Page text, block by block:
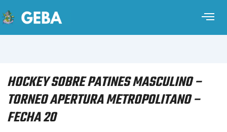
HOCKEY SOBRE PATINES MASCULINO –
TORNEO APERTURA METROPOLITANO –
FECHA 20